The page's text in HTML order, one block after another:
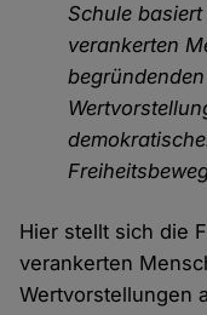
Schule
verankerten
Hier stellt sich die
verankerten
Wertvorstellungen